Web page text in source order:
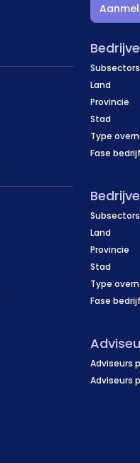
Subsectors
Land
Provincie
Stad
Type
Fase bedrijf
Subsectors
Land
Provincie
Stad
Type
Fase bedrijf
Adviseurs
Adviseurs